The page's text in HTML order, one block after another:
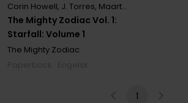
The Mighty Zodiac Vol. 1:
Starfall: Volume 1
Corin Howell, J. Torres, Maarta Laiho
The Mighty Zodiac
1